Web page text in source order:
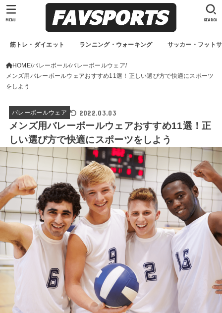
筋トレ・ダイエット ランニング・ウォーキング サッカー・フット
SEARCH
MENU
HOME バレーボール バレーボールウェア
メンズ用バレーボールウェアおすすめ11選！正しい選び方で快適にスポーツ
をしよう
バレーボールウェア 2022.03.03
メンズ用バレーボールウェアおすすめ11選！正
しい選び方で快適にスポーツをしよう